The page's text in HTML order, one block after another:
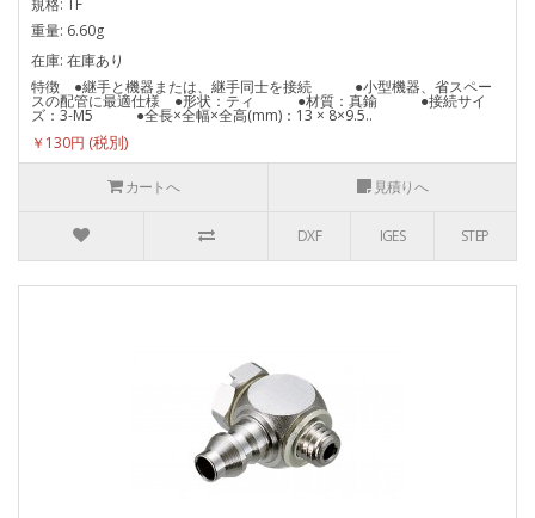
規格: TF
重量: 6.60g
在庫: 在庫あり
特徴 ●継手と機器または、継手同士を接続 ●小型機器、省スペー
スの配管に最適仕様 ●形状：ティ ●材質：真鍮 ●接続サイ
ズ：3-M5 ●全長×全幅×全高(mm)：13 × 8×9.5..
￥130円
カートへ 見積りへ
DXF IGES STEP